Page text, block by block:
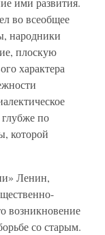
во всеобщее
народники
плоскую
характера
по
которой
Ленин,
возникновение
со старым.